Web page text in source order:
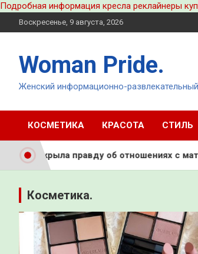
Подробная информация кресла реклайнеры
Перейти
к
Воскресенье, 9 августа, 2026
Woman Pride.
Женский информационно-
КОСМЕТИКА КРАСОТА СТИЛЬ
об отношениях с матерью
Косметика.